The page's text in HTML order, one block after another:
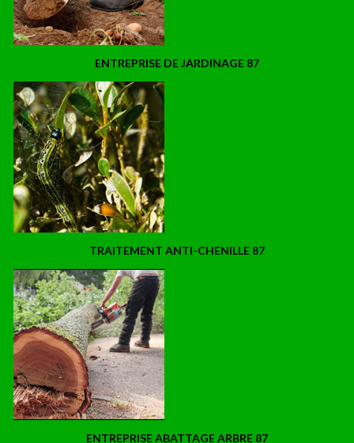
ENTREPRISE DE JARDINAGE 87
TRAITEMENT ANTI-CHENILLE 87
ENTREPRISE ABATTAGE ARBRE 87